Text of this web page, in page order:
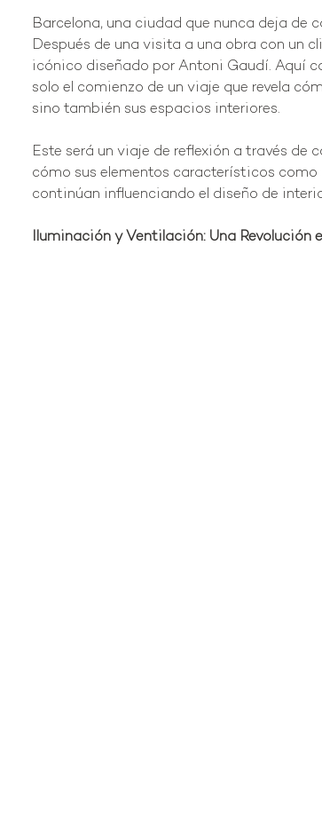
Barcelona, una ciudad que nunca deja de
Después de una visita a una obra con un
icónico diseñado por Antoni Gaudí. Aquí
solo el comienzo de un viaje que revela
sino también sus espacios interiores.
Este será un viaje de reflexión a través de
cómo sus elementos característicos
continúan influenciando el diseño de
Iluminación y Ventilación: Una Revolución